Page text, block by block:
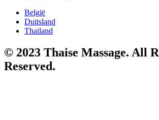
België
Duitsland
Thailand
© 2023 Thaise Massage. All
Reserved.